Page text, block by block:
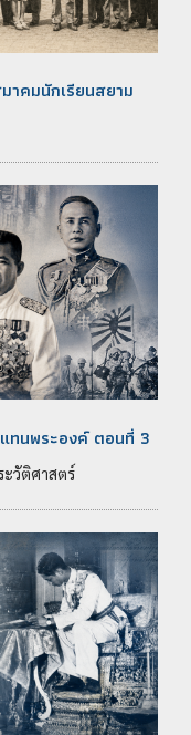
าคมนักเรียนสยาม
ทนพระองค์ ตอนที่ 3
วัติศาสตร์